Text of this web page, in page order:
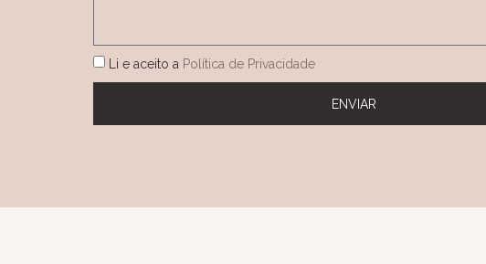
Li e aceito a Política de Privacidade
ENVIAR